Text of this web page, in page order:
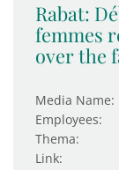
Rabat:
femmes
over the
Media Name:
Employees:
Thema:
Link: